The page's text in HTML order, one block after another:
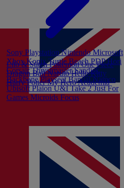
Sony PlaystationNintendoMicrosoft
XboxKonixTurtle BeachPDPHori
CorsairThrustmasterSandisk
BackbonePlayseatBandai Namco
UbisoftPlaionU&ITake 2Just For
Games Microids Focus
Lilo & StitchPokémonOne Piece
Dragon BallNarutoHello Kitty
Harry PotterMy Hero Academia